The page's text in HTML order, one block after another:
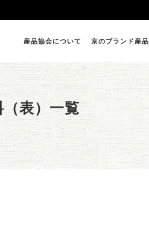
産品協会について 京のブランド産品
表）一覧